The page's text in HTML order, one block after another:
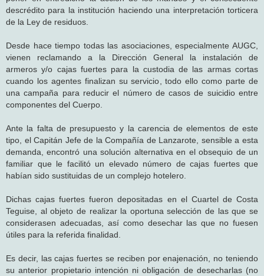
descrédito para la institución haciendo una interpretación torticera
de la Ley de residuos.
Desde hace tiempo todas las asociaciones, especialmente AUGC,
vienen reclamando a la Dirección General la instalación de
armeros y/o cajas fuertes para la custodia de las armas cortas
cuando los agentes finalizan su servicio, todo ello como parte de
una campaña para reducir el número de casos de suicidio entre
componentes del Cuerpo.
Ante la falta de presupuesto y la carencia de elementos de este
tipo, el Capitán Jefe de la Compañía de Lanzarote, sensible a esta
demanda, encontró una solución alternativa en el obsequio de un
familiar que le facilitó un elevado número de cajas fuertes que
habían sido sustituidas de un complejo hotelero.
Dichas cajas fuertes fueron depositadas en el Cuartel de Costa
Teguise, al objeto de realizar la oportuna selección de las que se
considerasen adecuadas, así como desechar las que no fuesen
útiles para la referida finalidad.
Es decir, las cajas fuertes se reciben por enajenación, no teniendo
su anterior propietario intención ni obligación de desecharlas (no